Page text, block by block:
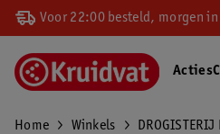
Voor 22:00 besteld, morgen
Acties
Home Winkels